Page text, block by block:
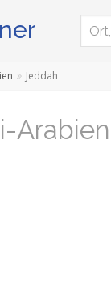
Jeddah
Arabien